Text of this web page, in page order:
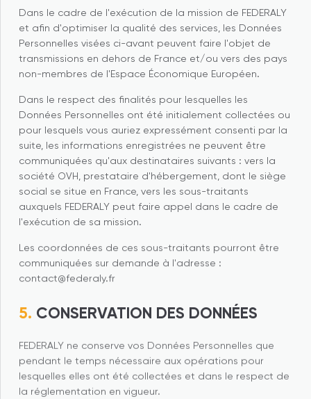
Dans le cadre de l'exécution de la mission de FEDERALY
et afin d'optimiser la qualité des services, les Données
Personnelles visées ci-avant peuvent faire l'objet de
transmissions en dehors de France et/ou vers des pays
non-membres de l'Espace Économique Européen.
Dans le respect des finalités pour lesquelles les
Données Personnelles ont été initialement collectées ou
pour lesquels vous auriez expressément consenti par la
suite, les informations enregistrées ne peuvent être
communiquées qu'aux destinataires suivants : vers la
société OVH, prestataire d'hébergement, dont le siège
social se situe en France, vers les sous-traitants
auxquels FEDERALY peut faire appel dans le cadre de
l'exécution de sa mission.
Les coordonnées de ces sous-traitants pourront être
communiquées sur demande à l'adresse :
contact@federaly.fr
CONSERVATION DES DONNÉES
FEDERALY ne conserve vos Données Personnelles que
pendant le temps nécessaire aux opérations pour
lesquelles elles ont été collectées et dans le respect de
la réglementation en vigueur.